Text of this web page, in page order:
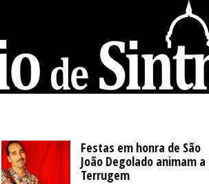
Festas em honra de São
João Degolado animam a
Terrugem